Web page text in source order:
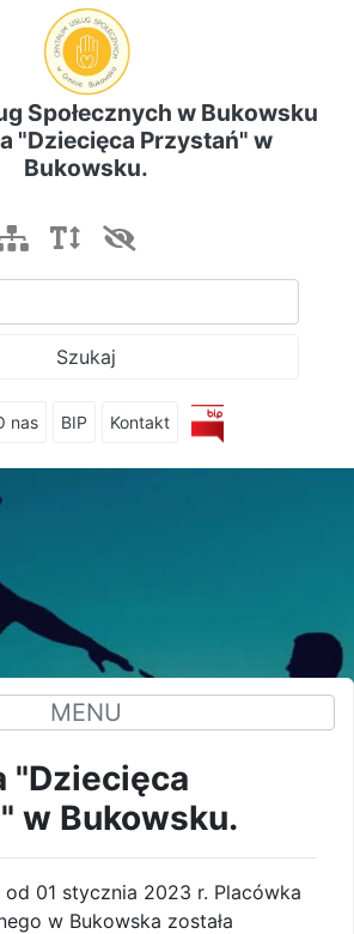
Społecznych w Bukowsku
"Dziecięca Przystań" w
Bukowsku.
Szukaj
nas BIP Kontakt
MENU
"Dziecięca
w Bukowsku.
od 01 stycznia 2023 r. Placówka
w Bukowska została